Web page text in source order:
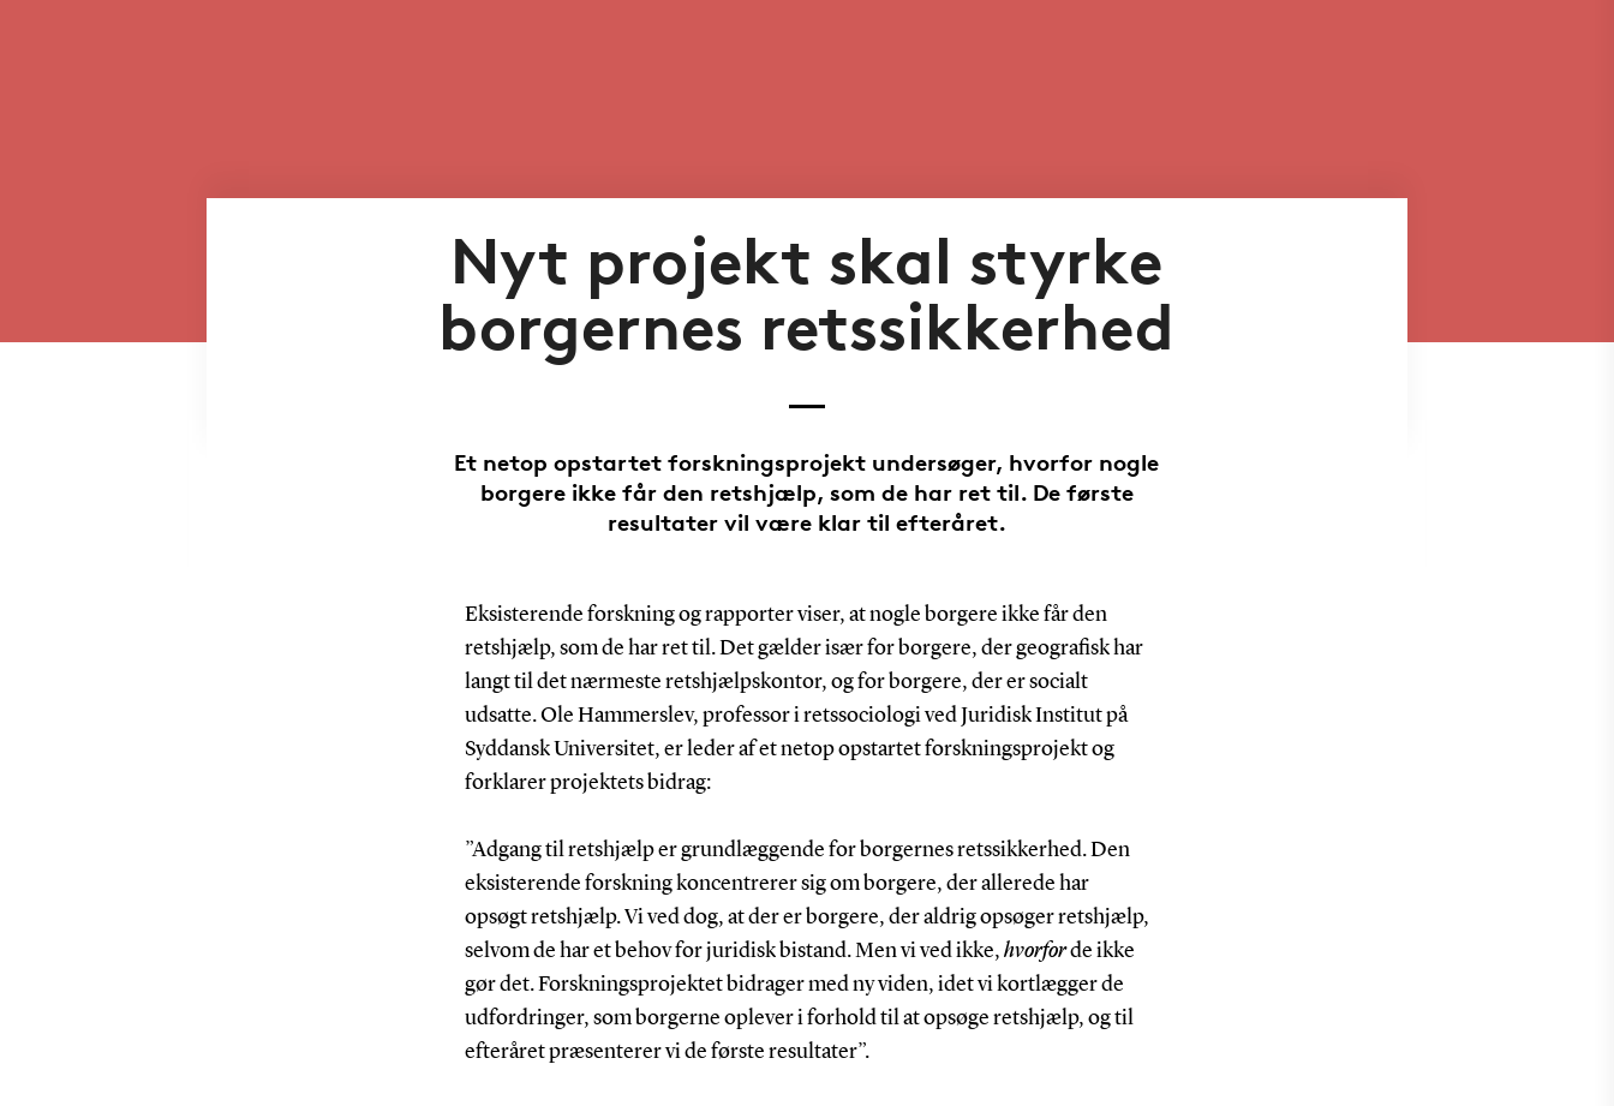
Nyt projekt skal styrke
borgernes retssikkerhed
Et netop opstartet forskningsprojekt undersøger, hvorfor nogle
borgere ikke får den retshjælp, som de har ret til. De første
resultater vil være klar til efteråret.
Eksisterende forskning og rapporter viser, at nogle borgere ikke får den
retshjælp, som de har ret til. Det gælder især for borgere, der geografisk har
langt til det nærmeste retshjælpskontor, og for borgere, der er socialt
udsatte. Ole Hammerslev, professor i retssociologi ved Juridisk Institut på
Syddansk Universitet, er leder af et netop opstartet forskningsprojekt og
forklarer projektets bidrag:
”Adgang til retshjælp er grundlæggende for borgernes retssikkerhed. Den
eksisterende forskning koncentrerer sig om borgere, der allerede har
opsøgt retshjælp. Vi ved dog, at der er borgere, der aldrig opsøger retshjælp,
selvom de har et behov for juridisk bistand. Men vi ved ikke, hvorforde ikke
gør det. Forskningsprojektet bidrager med ny viden, idet vi kortlægger de
udfordringer, som borgerne oplever i forhold til at opsøge retshjælp, og til
efteråret præsenterer vi de første resultater”.